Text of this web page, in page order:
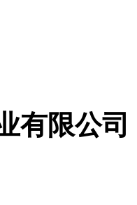
有限公司